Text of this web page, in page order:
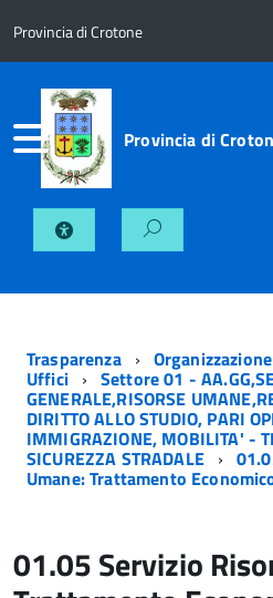
Provincia di Crotone
Provincia di
Trasparenza Organizzazione
Uffici Settore 01 -
GENERALE,RISORSE
DIRITTO ALLO STUDIO, PARI
IMMIGRAZIONE, MOBILITA' -
SICUREZZA STRADALE
Umane: Trattamento
01.05 Servizio